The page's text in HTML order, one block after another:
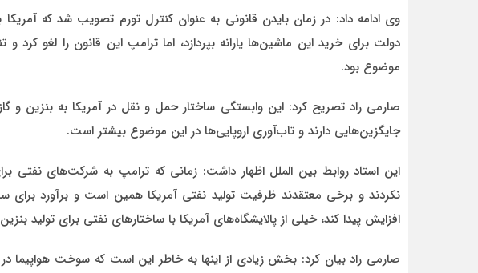
وی ادامه داد: در زمان بایدن قانونی به عنوان کنترل تورم تصویب شد که
دولت برای خرید این ماشین‌ها یارانه بپردازد، اما ترامپ این قانون را لغو
موضوع بود.
صارمی راد تصریح کرد: این وابستگی ساختار حمل و نقل در آمریکا به بنزین و
جایگزین‌هایی دارند و تاب‌آوری اروپایی‌ها در این موضوع بیشتر است.
این استاد روابط بین الملل اظهار داشت: زمانی که ترامپ به شرکت‌های نفتی
افزایش پیدا کند، خیلی از پالایشگاه‌های آمریکا با ساختارهای نفتی برای تولید
صارمی راد بیان کرد: بخش زیادی از اینها به خاطر این است که سوخت هواپیما